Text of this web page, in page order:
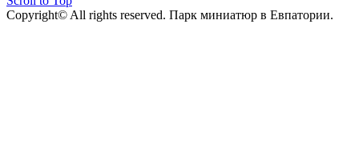
Copyright© All rights reserved. Парк миниатюр в Евпатории.